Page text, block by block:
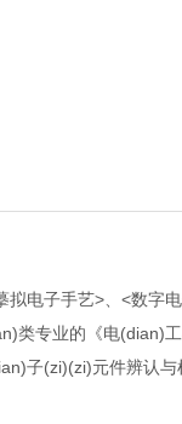
拟电子手艺>、<数字
类专业的《电(dian)
子(zi)(zi)元件辨认